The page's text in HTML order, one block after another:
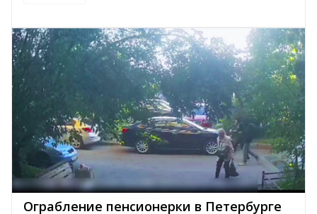
Ограбление пенсионерки в Петербурге